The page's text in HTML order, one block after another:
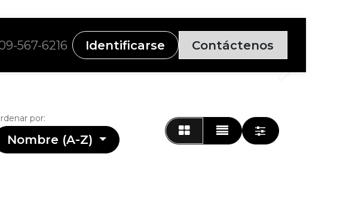
567-6216 Identificarse Contáctenos
por:
Nombre (A-Z)